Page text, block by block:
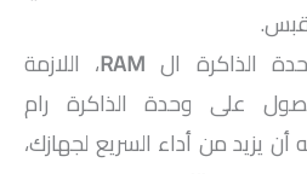
الذاكرة ال RAM، اللازمة
على وحدة الذاكرة رام
يزيد من أداء السريع لجهازك،